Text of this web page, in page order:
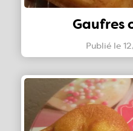
Gaufres
Publié le